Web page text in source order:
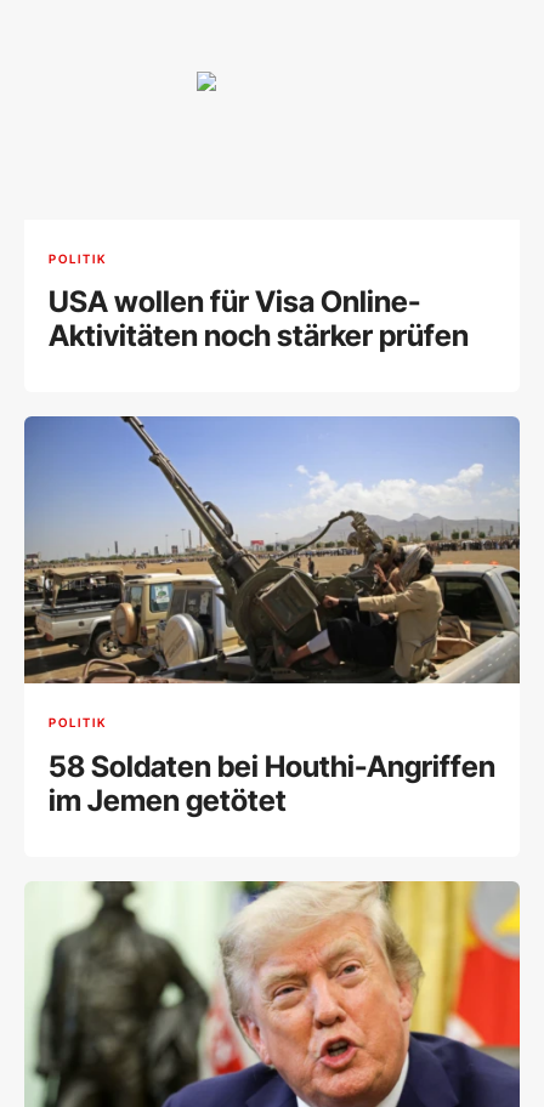
POLITIK
USA wollen für Visa Online-
Aktivitäten noch stärker prüfen
POLITIK
58 Soldaten bei Houthi-Angriffen
im Jemen getötet